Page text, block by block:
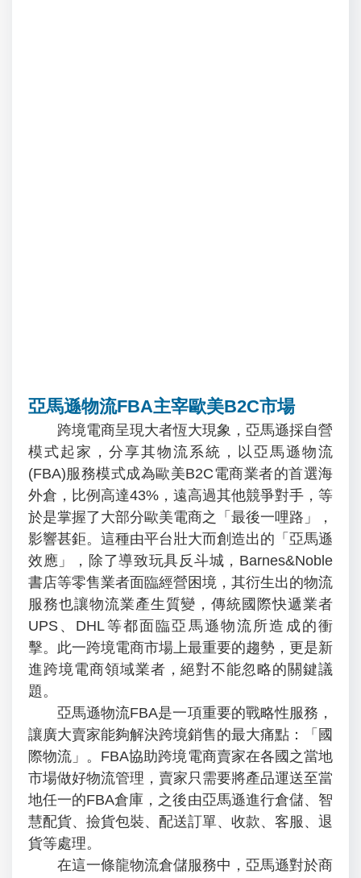
亞馬遜物流FBA主宰歐美B2C市場
跨境電商呈現大者恆大現象，亞馬遜採自營
模式起家，分享其物流系統，以亞馬遜物流
(FBA)服務模式成為歐美B2C電商業者的首選海
外倉，比例高達43%，遠高過其他競爭對手，等
於是掌握了大部分歐美電商之「最後一哩路」，
影響甚鉅。這種由平台壯大而創造出的「亞馬遜
效應」，除了導致玩具反斗城，Barnes&Noble
書店等零售業者面臨經營困境，其衍生出的物流
服務也讓物流業產生質變，傳統國際快遞業者
UPS、DHL等都面臨亞馬遜物流所造成的衝
擊。此一跨境電商市場上最重要的趨勢，更是新
進跨境電商領域業者，絕對不能忽略的關鍵議
題。
亞馬遜物流FBA是一項重要的戰略性服務，
讓廣大賣家能夠解決跨境銷售的最大痛點：「國
際物流」。FBA協助跨境電商賣家在各國之當地
市場做好物流管理，賣家只需要將產品運送至當
地任一的FBA倉庫，之後由亞馬遜進行倉儲、智
慧配貨、撿貨包裝、配送訂單、收款、客服、退
貨等處理。
在這一條龍物流倉儲服務中，亞馬遜對於商